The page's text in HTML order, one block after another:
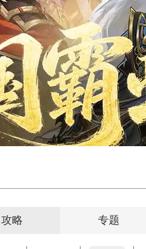
攻略 专题